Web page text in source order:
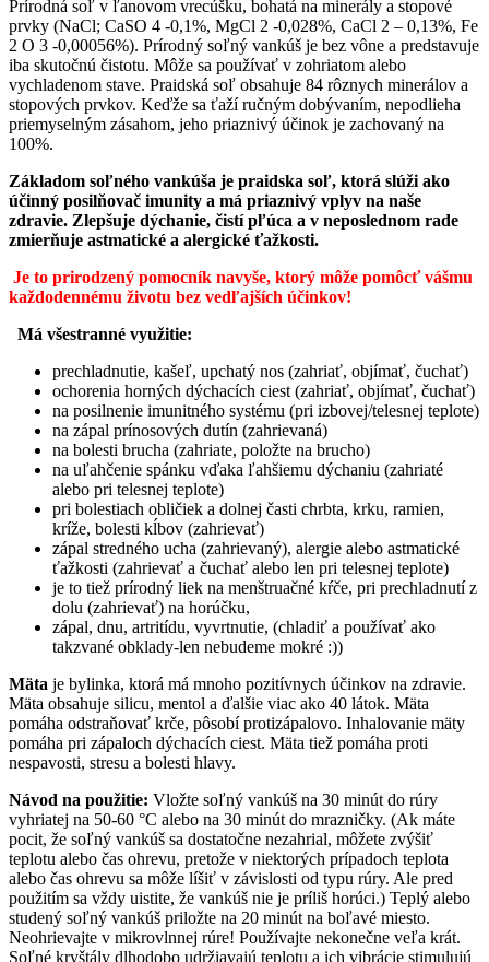
Prírodná soľ v ľanovom vrecúšku, bohatá na minerály a stopové
prvky (NaCl; CaSO 4 -0,1%, MgCl 2 -0,028%, CaCl 2 – 0,13%, Fe
2 O 3 -0,00056%). Prírodný soľný vankúš je bez vône a predstavuje
iba skutočnú čistotu. Môže sa používať v zohriatom alebo
vychladenom stave. Praidská soľ obsahuje 84 rôznych minerálov a
stopových prvkov. Keďže sa ťaží ručným dobývaním, nepodlieha
priemyselným zásahom, jeho priaznivý účinok je zachovaný na
100%.
Základom soľného vankúša je praidska soľ, ktorá slúži ako
účinný posilňovač imunity a má priaznivý vplyv na naše
zdravie. Zlepšuje dýchanie, čistí pľúca a v neposlednom rade
zmierňuje astmatické a alergické ťažkosti.
Je to prirodzený pomocník navyše, ktorý môže pomôcť vášmu
každodennému životu bez vedľajších účinkov!
Má všestranné využitie:
prechladnutie, kašeľ, upchatý nos (zahriať, objímať, čuchať)
ochorenia horných dýchacích ciest (zahriať, objímať, čuchať)
na posilnenie imunitného systému (pri izbovej/telesnej teplote)
na zápal prínosových dutín (zahrievaná)
na bolesti brucha (zahriate, položte na brucho)
na uľahčenie spánku vďaka ľahšiemu dýchaniu (zahriaté
alebo pri telesnej teplote)
pri bolestiach obličiek a dolnej časti chrbta, krku, ramien,
kríže, bolesti kĺbov (zahrievať)
zápal stredného ucha (zahrievaný), alergie alebo astmatické
ťažkosti (zahrievať a čuchať alebo len pri telesnej teplote)
je to tiež prírodný liek na menštruačné kŕče, pri prechladnutí z
dolu (zahrievať) na horúčku,
zápal, dnu, artritídu, vyvrtnutie, (chladiť a používať ako
takzvané obklady-len nebudeme mokré :))
Mäta je bylinka, ktorá má mnoho pozitívnych účinkov na zdravie.
Mäta obsahuje silicu, mentol a ďalšie viac ako 40 látok. Mäta
pomáha odstraňovať krče, pôsobí protizápalovo. Inhalovanie mäty
pomáha pri zápaloch dýchacích ciest. Mäta tiež pomáha proti
nespavosti, stresu a bolesti hlavy.
Návod na použitie: Vložte soľný vankúš na 30 minút do rúry
vyhriatej na 50-60 °C alebo na 30 minút do mrazničky. (Ak máte
pocit, že soľný vankúš sa dostatočne nezahrial, môžete zvýšiť
teplotu alebo čas ohrevu, pretože v niektorých prípadoch teplota
alebo čas ohrevu sa môže líšiť v závislosti od typu rúry. Ale pred
použitím sa vždy uistite, že vankúš nie je príliš horúci.) Teplý alebo
studený soľný vankúš priložte na 20 minút na boľavé miesto.
Neohrievajte v mikrovlnnej rúre! Používajte nekonečne veľa krát.
Soľné kryštály dlhodobo udržiavajú teplotu a ich vibrácie stimulujú